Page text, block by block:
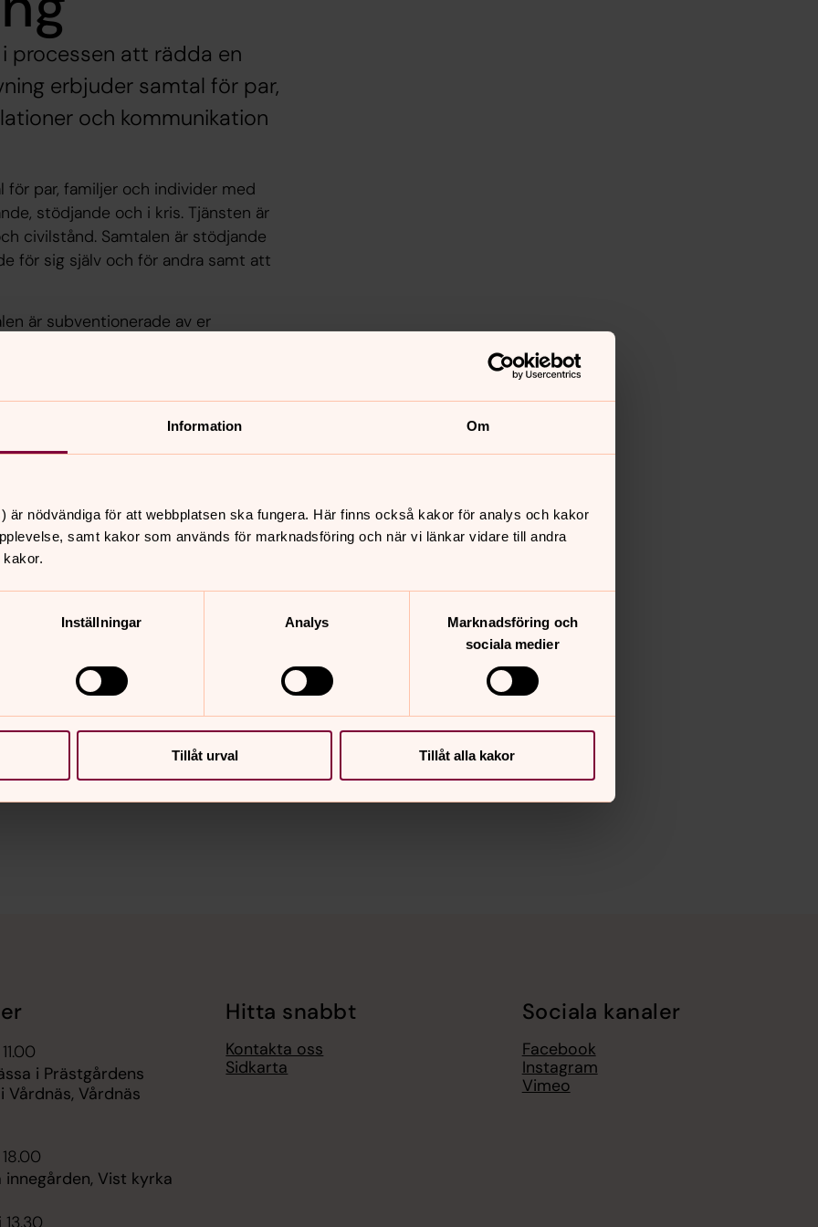
Information Om
är nödvändiga för att webbplatsen ska fungera. Här finns också kakor för analys och kakor
samt kakor som används för marknadsföring och när vi länkar vidare till andra
Inställningar Analys
Marknadsföring och
sociala medier
Tillåt urval Tillåt alla kakor
processen att rädda en
erbjuder samtal för par,
och kommunikation
för par, familjer och individer med
stödjande och i kris. Tjänsten är
civilstånd. Samtalen är stödjande
för sig själv och för andra samt att
är subventionerade av er
Ett enskilt samtal är 45 min och ett
Du behöver inte vara troende för
är familjerådgivaren beredd att tala
Tidsbokning sker genom att
jennie@ferlinpsykoterapi.se
samtal, välkommen att höra av
i Prästgårdens
Vårdnäs
innegården, Vist kyrka
Hitta snabbt
Kontakta oss
Sidkarta
Sociala kanaler
Facebook
Instagram
Vimeo